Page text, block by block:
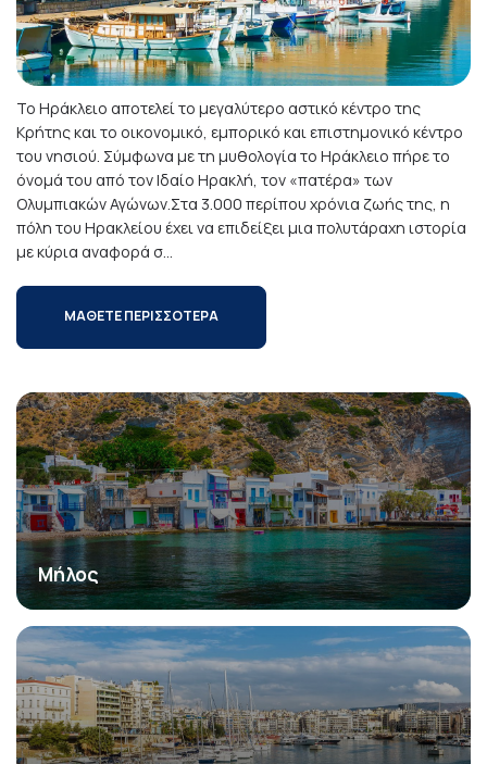
Το Ηράκλειο αποτελεί το μεγαλύτερο αστικό κέντρο της
Κρήτης και το οικονομικό, εμπορικό και επιστημονικό κέντρο
του νησιού. Σύμφωνα με τη μυθολογία το Ηράκλειο πήρε το
όνομά του από τον Ιδαίο Ηρακλή, τον «πατέρα» των
Ολυμπιακών Αγώνων.Στα 3.000 περίπου χρόνια ζωής της, η
πόλη του Ηρακλείου έχει να επιδείξει μια πολυτάραχη ιστορία
με κύρια αναφορά σ...
ΜΑΘΕΤΕ ΠΕΡΙΣΣΟΤΕΡΑ
Μήλος